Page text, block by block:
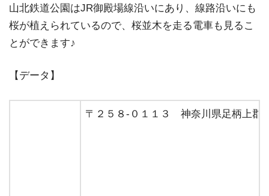
山北鉄道公園はJR御殿場線沿いにあり、線路沿いにも
桜が植えられているので、桜並木を走る電車も見るこ
とができます♪
【データ】
〒２５８-０１１３ 神奈川県足柄上郡